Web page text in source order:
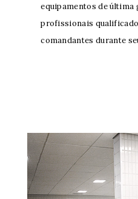
equipamentos de última
profissionais
comandantes durante